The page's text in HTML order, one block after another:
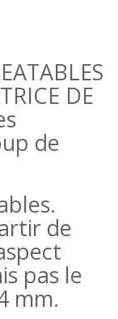
DE
de
de
pas le
mm.